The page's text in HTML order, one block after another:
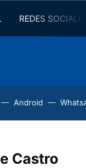
REDES
Android
Castro